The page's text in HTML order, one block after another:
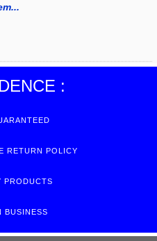
:
RETURN POLICY
PRODUCTS
BUSINESS